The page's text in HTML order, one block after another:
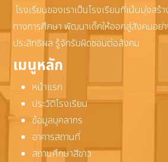
โรงเรียนของเราเป็นโรงเรียนที่เน้นมุ่งส
ทางการศึกษา พัฒนาเด็กให้ออกสู่สังคมอย่
ประสิทธิผล รู้จักรับผิดชอบต่อสังคม
เมนูหลัก
หน้าแรก
ประวัติโรงเรียน
ข้อมูลบุคลากร
อาคารสถานที่
สถานศึกษาสีขาว